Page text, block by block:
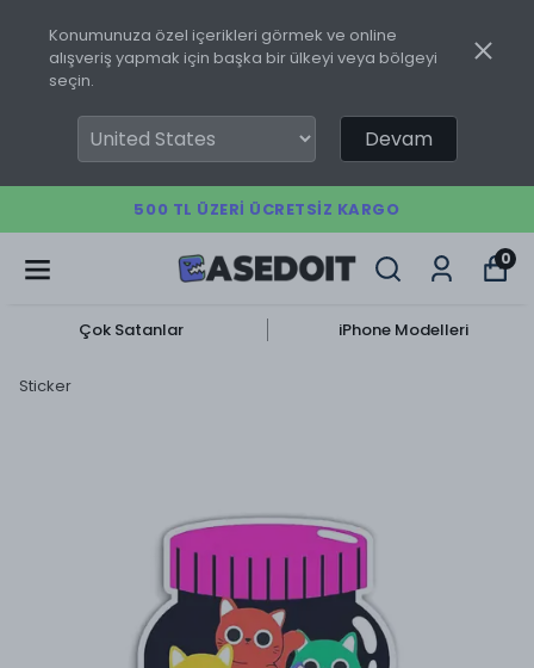
Konumunuza özel içerikleri görmek ve online
alışveriş yapmak için başka bir ülkeyi veya bölgeyi
seçin.
Devam
500 TL ÜZERI ÜCRETSIZ KARGO
0
Çok Satanlar iPhone Modelleri
Sticker